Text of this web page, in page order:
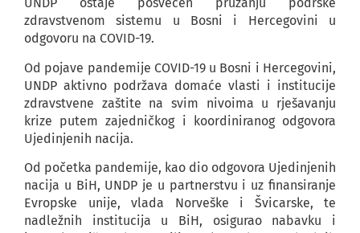
zdravstvenom sistemu u Bosni i Hercegovini u
odgovoru na COVID-19.
Od pojave pandemije COVID-19 u Bosni i Hercegovini,
UNDP aktivno podržava domaće vlasti i institucije
zdravstvene zaštite na svim nivoima u rješavanju
krize putem zajedničkog i koordiniranog odgovora
Ujedinjenih nacija.
Od početka pandemije, kao dio odgovora Ujedinjenih
nacija u BiH, UNDP je u partnerstvu i uz finansiranje
Evropske unije, vlada Norveške i Švicarske, te
nadležnih institucija u BiH, osigurao nabavku i